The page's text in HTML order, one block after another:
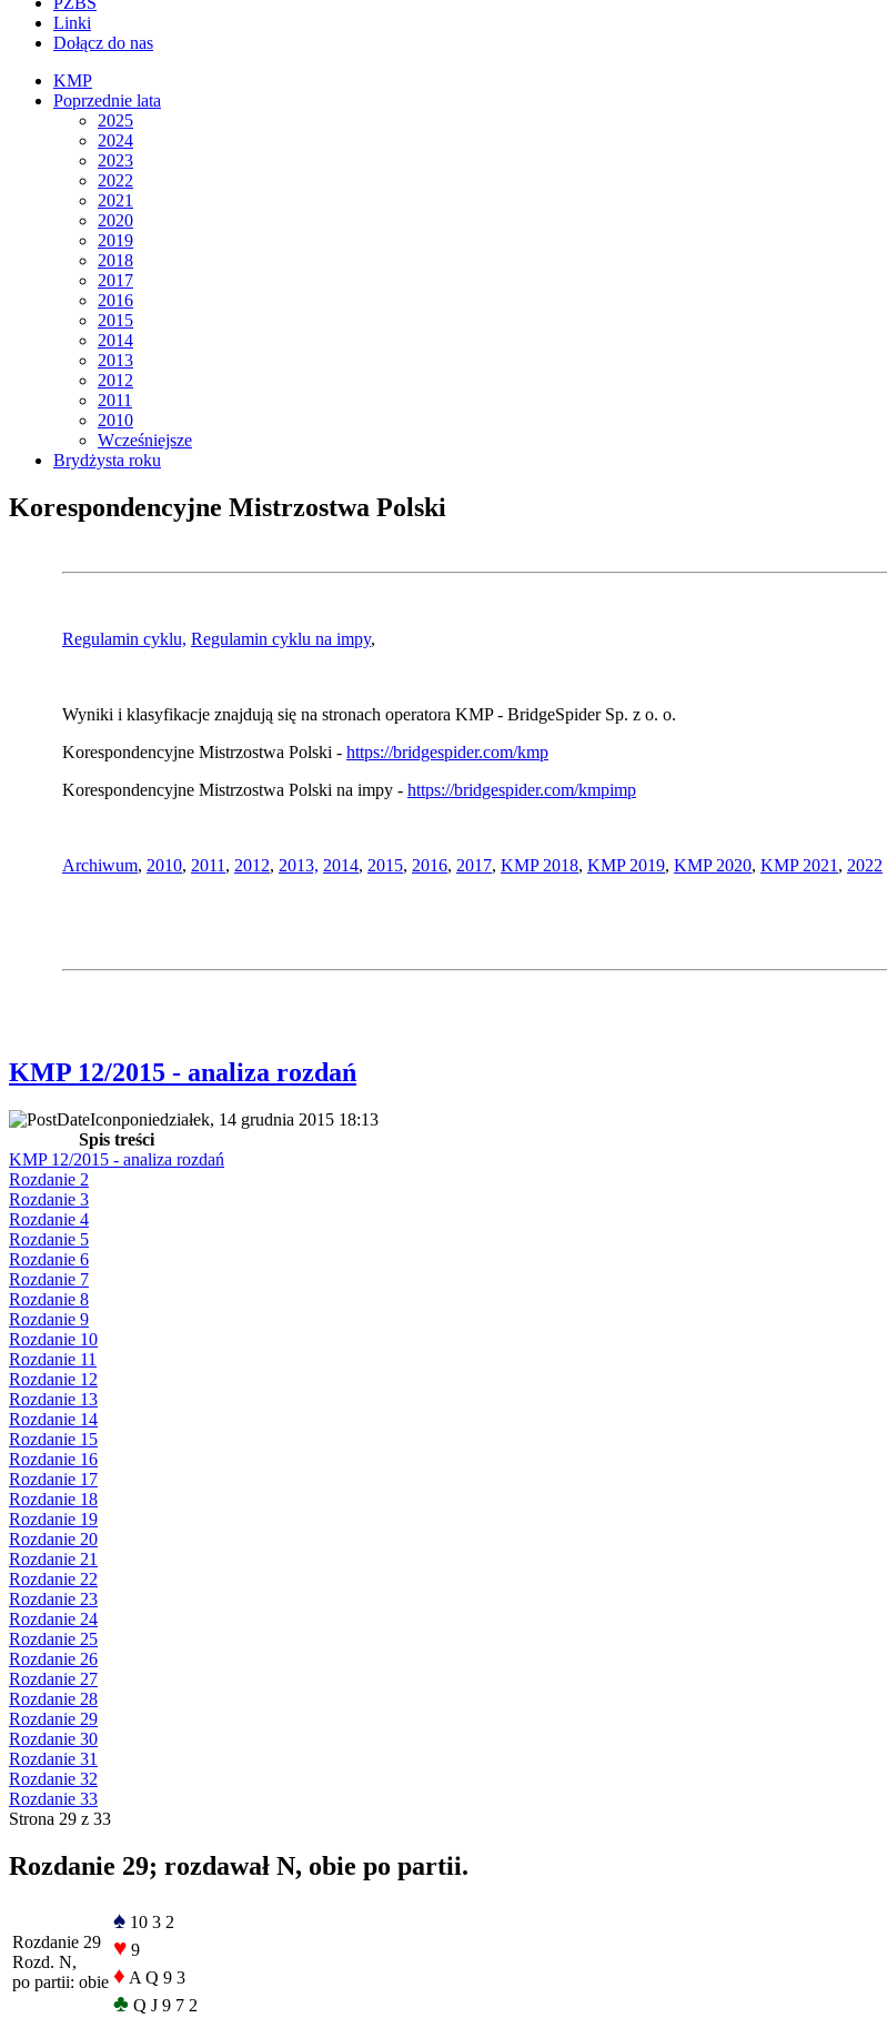
Linki
Dołącz do nas
KMP
Poprzednie lata
2025
2024
2023
2022
2021
2020
2019
2018
2017
2016
2015
2014
2013
2012
2011
2010
Wcześniejsze
Brydżysta roku
Korespondencyjne Mistrzostwa Polski
Regulamin cyklu, Regulamin cyklu na impy,
Wyniki i klasyfikacje znajdują się na stronach operatora KMP - BridgeSpider Sp. z o. o.
Korespondencyjne Mistrzostwa Polski - https://bridgespider.com/kmp
Korespondencyjne Mistrzostwa Polski na impy - https://bridgespider.com/kmpimp
Archiwum, 2010, 2011 , 2012, 2013, 2014, 2015, 2016, 2017, KMP 2018, KMP 2019, KMP 2020, KMP 2021 , 2022
KMP 12/2015 - analiza rozdań
poniedziałek, 14 grudnia 2015 18:13
Spis treści
KMP 12/2015 - analiza rozdań
Rozdanie 2
Rozdanie 3
Rozdanie 4
Rozdanie 5
Rozdanie 6
Rozdanie 7
Rozdanie 8
Rozdanie 9
Rozdanie 10
Rozdanie 11
Rozdanie 12
Rozdanie 13
Rozdanie 14
Rozdanie 15
Rozdanie 16
Rozdanie 17
Rozdanie 18
Rozdanie 19
Rozdanie 20
Rozdanie 21
Rozdanie 22
Rozdanie 23
Rozdanie 24
Rozdanie 25
Rozdanie 26
Rozdanie 27
Rozdanie 28
Rozdanie 29
Rozdanie 30
Rozdanie 31
Rozdanie 32
Rozdanie 33
Strona 29 z 33
Rozdanie 29; rozdawał N, obie po partii.
Rozdanie 29
Rozd. N,
po partii: obie
♠ 10 3 2
♥ 9
♦ A Q 9 3
♣ Q J 9 7 2